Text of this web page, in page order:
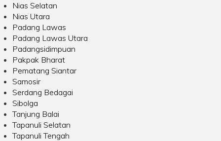
Nias Selatan
Nias Utara
Padang Lawas
Padang Lawas Utara
Padangsidimpuan
Pakpak Bharat
Pematang Siantar
Samosir
Serdang Bedagai
Sibolga
Tanjung Balai
Tapanuli Selatan
Tapanuli Tengah